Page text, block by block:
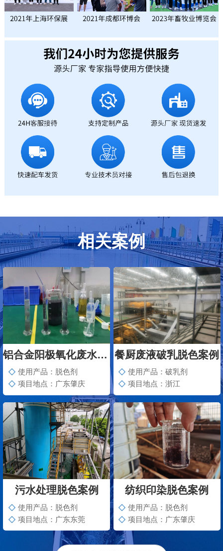
相关案例
铝合金阳极氧化废水脱色案例
使用产品：脱色剂
项目地点：广东肇庆
餐厨废液破乳脱色案例
使用产品：破乳剂
项目地点：浙江
污水处理脱色案例
使用产品：脱色剂
项目地点：广东东莞
纺织印染脱色案例
使用产品：脱色剂
项目地点：广东肇庆